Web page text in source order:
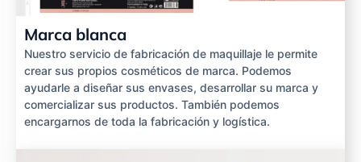
Marca blanca
Nuestro servicio de fabricación de maquillaje le permite
crear sus propios cosméticos de marca. Podemos
ayudarle a diseñar sus envases, desarrollar su marca y
comercializar sus productos. También podemos
encargarnos de toda la fabricación y logística.